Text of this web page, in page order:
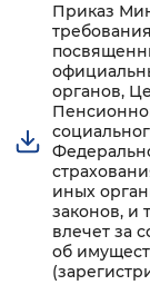
Приказ
органов,
иных
законов, и
влечет за
об